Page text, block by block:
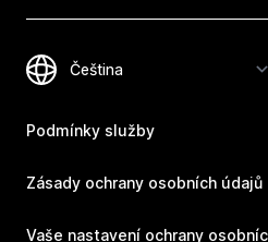
Podmínky služby
Zásady ochrany osobních údajů
Vaše nastavení ochrany